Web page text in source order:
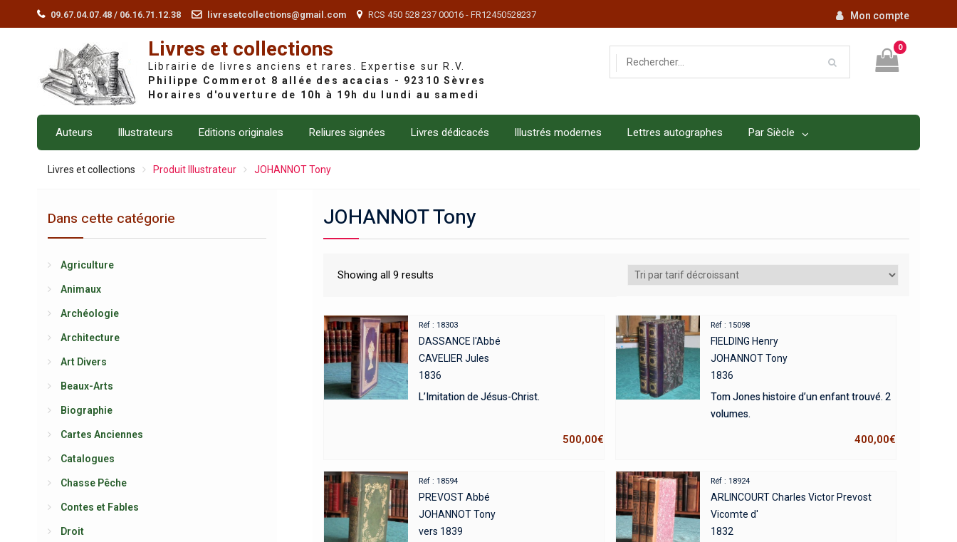
09.67.04.07.48 / 06.16.71.12.38 livresetcollections@gmail.com RCS 450 528 237 00016 - FR12450528237 Mon compte
Livres et collections
Librairie de livres anciens et rares. Expertise sur R.V.
0
Auteurs Illustrateurs Editions originales Reliures signées Livres dédicacés Illustrés modernes Lettres autographes Par Siècle
Livres et collections Produit Illustrateur JOHANNOT Tony
JOHANNOT Tony
Showing all 9 results
Réf : 18303
DASSANCE l'Abbé
CAVELIER Jules
1836
L’Imitation de Jésus-Christ.
500,00€
Réf : 15098
FIELDING Henry
JOHANNOT Tony
1836
Tom Jones histoire d’un enfant trouvé. 2
volumes.
400,00€
Réf : 18594
PREVOST Abbé
JOHANNOT Tony
vers 1839
Réf : 18924
ARLINCOURT Charles Victor Prevost
Vicomte d'
1832
Dans cette catégorie
Agriculture
Animaux
Archéologie
Architecture
Art Divers
Beaux-Arts
Biographie
Cartes Anciennes
Catalogues
Chasse Pêche
Contes et Fables
Droit